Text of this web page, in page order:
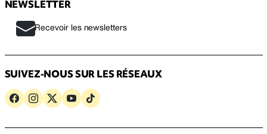
NEWSLETTER
Recevoir les newsletters
SUIVEZ-NOUS SUR LES RÉSEAUX